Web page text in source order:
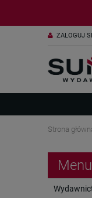
ZALOGUJ
Strona
Menu